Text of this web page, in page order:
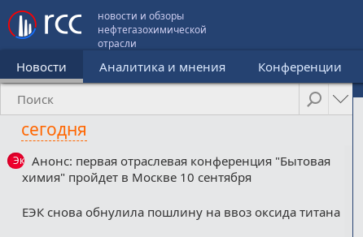
новости и обзоры
нефтегазохимической
отрасли
Новости Аналитика и мнения Конференции
сегодня
Эксклюзив
Анонс: первая отраслевая конференция "Бытовая
химия" пройдет в Москве 10 сентября
ЕЭК снова обнулила пошлину на ввоз оксида титана